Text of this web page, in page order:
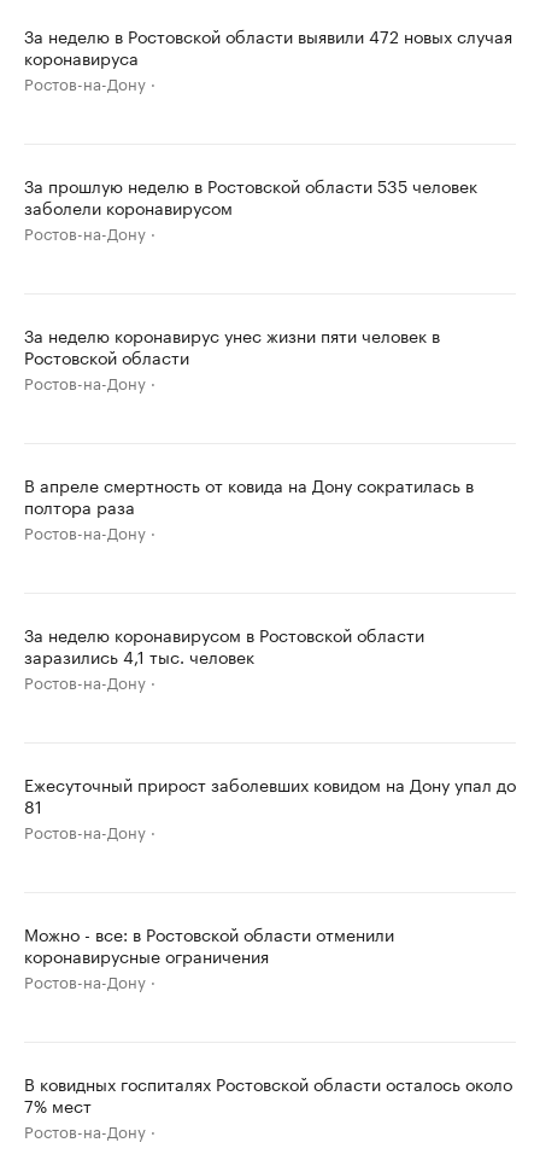
За неделю в Ростовской области выявили 472 новых случая
коронавируса
Ростов-на-Дону
За прошлую неделю в Ростовской области 535 человек
заболели коронавирусом
Ростов-на-Дону
За неделю коронавирус унес жизни пяти человек в
Ростовской области
Ростов-на-Дону
В апреле смертность от ковида на Дону сократилась в
полтора раза
Ростов-на-Дону
За неделю коронавирусом в Ростовской области
заразились 4,1 тыс. человек
Ростов-на-Дону
Ежесуточный прирост заболевших ковидом на Дону упал до
81
Ростов-на-Дону
Можно - все: в Ростовской области отменили
коронавирусные ограничения
Ростов-на-Дону
В ковидных госпиталях Ростовской области осталось около
7% мест
Ростов-на-Дону